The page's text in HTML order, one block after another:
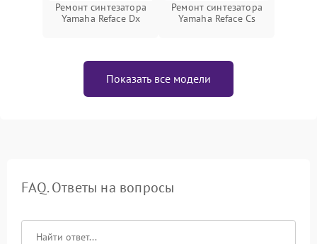
Ремонт синтезатора
Yamaha Reface Dx
Ремонт синтезатора
Yamaha Reface Cs
Показать все модели
FAQ. Ответы на вопросы